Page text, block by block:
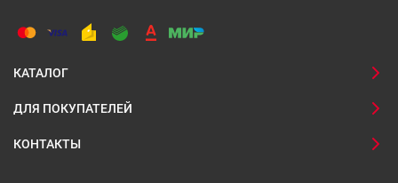
КАТАЛОГ
ДЛЯ ПОКУПАТЕЛЕЙ
КОНТАКТЫ